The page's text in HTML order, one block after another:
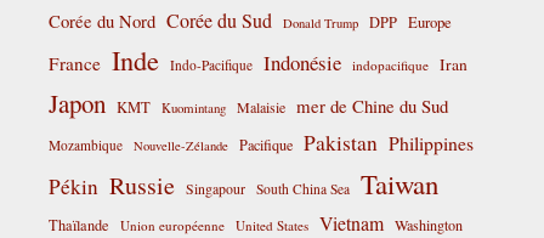
Corée du Nord Corée du Sud Donald Trump DPP Europe
France Inde Indo-Pacifique Indonésie indopacifique Iran
Japon KMT Kuomintang Malaisie mer de Chine du Sud
Mozambique Nouvelle-Zélande Pacifique Pakistan Philippines
Pékin Russie Singapour South China Sea Taiwan
Thaïlande Union européenne United States Vietnam Washington